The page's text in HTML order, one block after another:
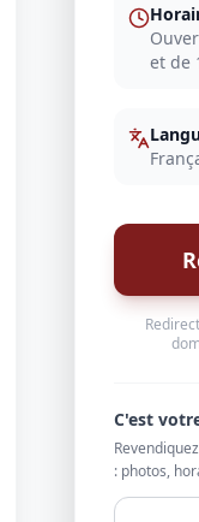
et de
C'est
: photos,